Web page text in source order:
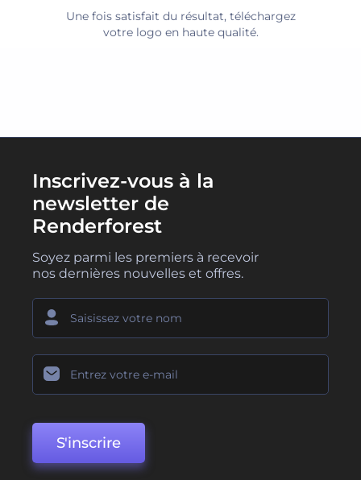
Une fois satisfait du résultat, téléchargez
votre logo en haute qualité.
Inscrivez-vous à la
newsletter de
Renderforest
Soyez parmi les premiers à recevoir
nos dernières nouvelles et offres.
S'inscrire